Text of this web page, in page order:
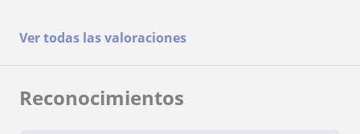
sue lezioni estremamente utili per sbloccare il
molto stimolanti e interessanti. Non mi sono mai
sulle culture di diversi paesi. La raccomando
assolutamente!
Ver todas las valoraciones
Reconocimientos